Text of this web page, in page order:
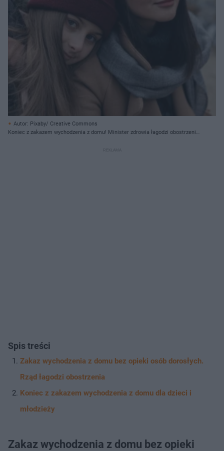
Autor: Pixaby/ Creative Commons
Koniec z zakazem wychodzenia z domu! Minister zdrowia łagodzi obostrzenia
Spis treści
Zakaz wychodzenia z domu bez opieki osób dorosłych.
Rząd łagodzi obostrzenia
Koniec z zakazem wychodzenia z domu dla dzieci i
młodzieży
Zakaz wychodzenia z domu bez opieki